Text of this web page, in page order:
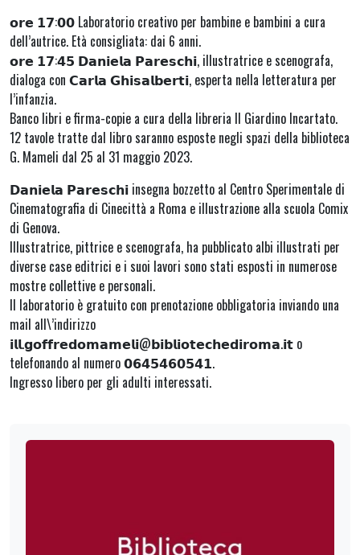
𝗼𝗿𝗲 𝟭𝟳:𝟬𝟬 Laboratorio creativo per bambine e bambini a cura
dell’autrice. Età consigliata: dai 6 anni.
𝗼𝗿𝗲 𝟭𝟳:𝟰𝟱 𝗗𝗮𝗻𝗶𝗲𝗹𝗮 𝗣𝗮𝗿𝗲𝘀𝗰𝗵𝗶, illustratrice e scenografa,
dialoga con 𝗖𝗮𝗿𝗹𝗮 𝗚𝗵𝗶𝘀𝗮𝗹𝗯𝗲𝗿𝘁𝗶, esperta nella letteratura per
l’infanzia.
Banco libri e firma-copie a cura della libreria Il Giardino Incartato.
12 tavole tratte dal libro saranno esposte negli spazi della biblioteca
G. Mameli dal 25 al 31 maggio 2023.
𝗗𝗮𝗻𝗶𝗲𝗹𝗮 𝗣𝗮𝗿𝗲𝘀𝗰𝗵𝗶 insegna bozzetto al Centro Sperimentale di
Cinematografia di Cinecittà a Roma e illustrazione alla scuola Comix
di Genova.
Illustratrice, pittrice e scenografa, ha pubblicato albi illustrati per
diverse case editrici e i suoi lavori sono stati esposti in numerose
mostre collettive e personali.
Il laboratorio è gratuito con prenotazione obbligatoria inviando una
mail all\’indirizzo
𝗶𝗹𝗹.𝗴𝗼𝗳𝗳𝗿𝗲𝗱𝗼𝗺𝗮𝗺𝗲𝗹𝗶@𝗯𝗶𝗯𝗹𝗶𝗼𝘁𝗲𝗰𝗵𝗲𝗱𝗶𝗿𝗼𝗺𝗮.𝗶𝘁 o
telefonando al numero 𝟬𝟲𝟰𝟱𝟰𝟲𝟬𝟱𝟰𝟭.
Ingresso libero per gli adulti interessati.